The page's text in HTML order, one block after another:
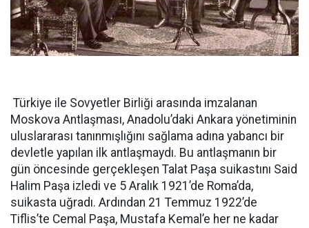
Türkiye ile Sovyetler Birliği arasında imzalanan
Moskova Antlaşması, Anadolu’daki Ankara yönetiminin
uluslararası tanınmışlığını sağlama adına yabancı bir
devletle yapılan ilk antlaşmaydı. Bu antlaşmanın bir
gün öncesinde gerçekleşen Talat Paşa suikastını Said
Halim Paşa izledi ve 5 Aralık 1921’de Roma’da,
suikasta uğradı. Ardından 21 Temmuz 1922’de
Tiflis’te Cemal Paşa, Mustafa Kemal’e her ne kadar